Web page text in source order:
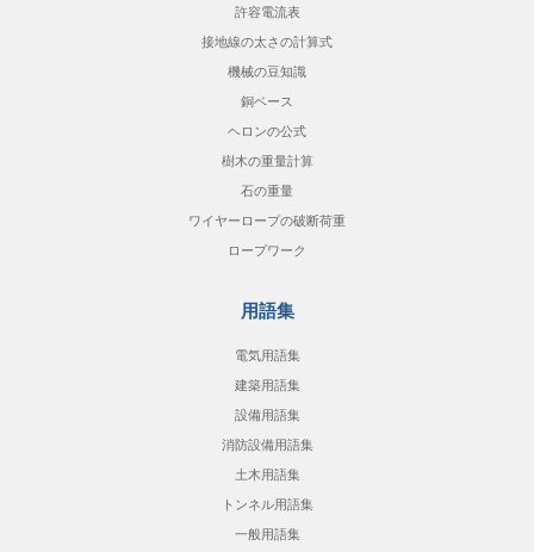
許容電流表
接地線の太さの計算式
機械の豆知識
銅ベース
ヘロンの公式
樹木の重量計算
石の重量
ワイヤーロープの破断荷重
ロープワーク
用語集
電気用語集
建築用語集
設備用語集
消防設備用語集
土木用語集
トンネル用語集
一般用語集